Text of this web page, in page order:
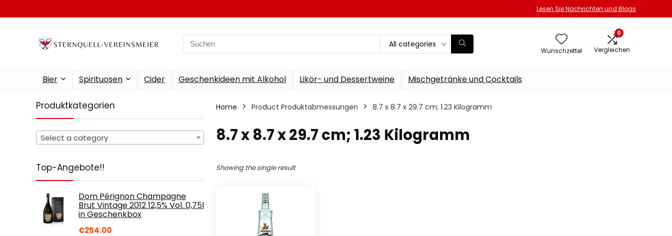
Lesen Sie Nachrichten und Blogs
Search
for:
All categories
Wunschzettel
0
Vergleichen
Bier Spirituosen Cider Geschenkideen mit Alkohol Likör- und Dessertweine Mischgetränke und Cocktails
Produktkategorien
Select a category
Top-Angebote!!
Dom Pérignon Champagne
Brut Vintage 2012 12,5% Vol. 0,75l
in Geschenkbox
€254.00
Home Product Produktabmessungen ‎8.7 x 8.7 x 29.7 cm; 1.23 Kilogramm
‎8.7 x 8.7 x 29.7 cm; 1.23 Kilogramm
Showing the single result